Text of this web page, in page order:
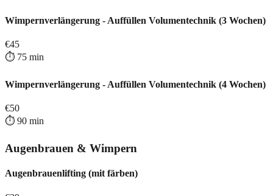
Wimpernverlängerung - Auffüllen Volumentechnik (3 Wochen)
€45
⏱️ 75 min
Wimpernverlängerung - Auffüllen Volumentechnik (4 Wochen)
€50
⏱️ 90 min
Augenbrauen & Wimpern
Augenbrauenlifting (mit färben)